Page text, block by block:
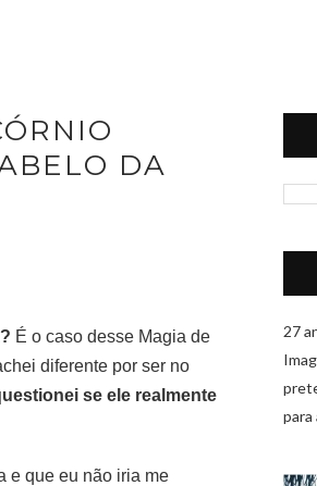
DA
É o caso desse Magia de
diferente por ser no
se ele realmente
e que eu não iria me
27
para